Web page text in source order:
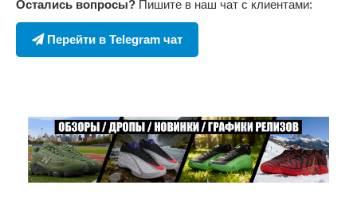
Остались вопросы? Пишите в наш чат с клиентами:
Перейти в Telegram чат